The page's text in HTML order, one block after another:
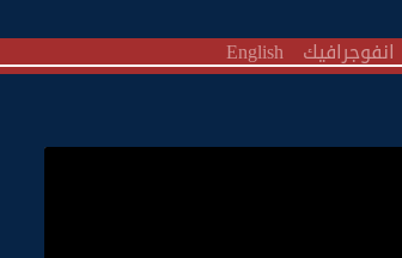
انفوجرافيك English